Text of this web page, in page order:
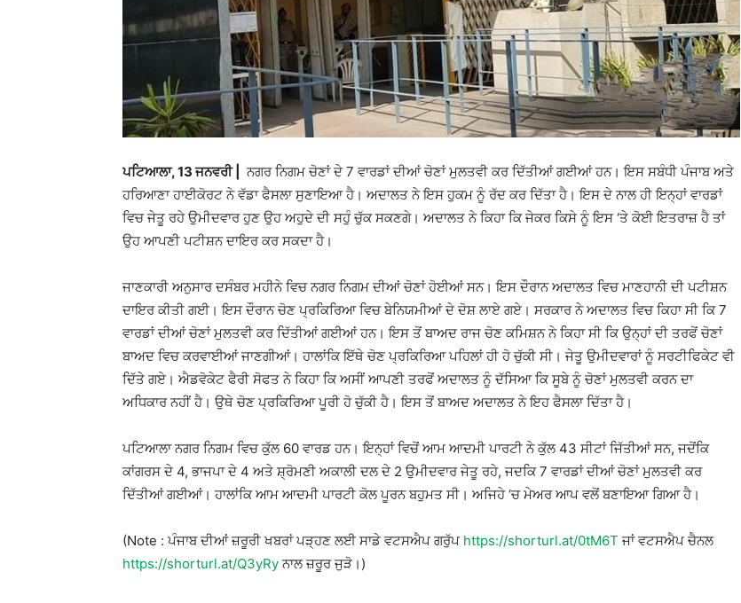
ਪਟਿਆਲਾ, 13 ਜਨਵਰੀ |
ਨਗਰ ਨਿਗਮ ਚੋਣਾਂ ਦੇ 7 ਵਾਰਡਾਂ ਦੀਆਂ ਚੋਣਾਂ ਮੁਲਤਵੀ ਕਰ ਦਿੱਤੀਆਂ ਗਈਆਂ ਹਨ। ਇਸ ਸਬੰਧੀ ਪੰਜਾਬ ਅਤੇ
ਹਰਿਆਣਾ ਹਾਈਕੋਰਟ ਨੇ ਵੱਡਾ ਫੈਸਲਾ ਸੁਣਾਇਆ ਹੈ। ਅਦਾਲਤ ਨੇ ਇਸ ਹੁਕਮ ਨੂੰ ਰੱਦ ਕਰ ਦਿੱਤਾ ਹੈ। ਇਸ ਦੇ ਨਾਲ ਹੀ ਇਨ੍ਹਾਂ ਵਾਰਡਾਂ
ਵਿਚ ਜੇਤੂ ਰਹੇ ਉਮੀਦਵਾਰ ਹੁਣ ਉਹ ਅਹੁਦੇ ਦੀ ਸਹੁੰ ਚੁੱਕ ਸਕਣਗੇ। ਅਦਾਲਤ ਨੇ ਕਿਹਾ ਕਿ ਜੇਕਰ ਕਿਸੇ ਨੂੰ ਇਸ ‘ਤੇ ਕੋਈ ਇਤਰਾਜ਼ ਹੈ ਤਾਂ
ਉਹ ਆਪਣੀ ਪਟੀਸ਼ਨ ਦਾਇਰ ਕਰ ਸਕਦਾ ਹੈ।
ਜਾਣਕਾਰੀ ਅਨੁਸਾਰ ਦਸੰਬਰ ਮਹੀਨੇ ਵਿਚ ਨਗਰ ਨਿਗਮ ਦੀਆਂ ਚੋਣਾਂ ਹੋਈਆਂ ਸਨ। ਇਸ ਦੌਰਾਨ ਅਦਾਲਤ ਵਿਚ ਮਾਣਹਾਨੀ ਦੀ ਪਟੀਸ਼ਨ
ਦਾਇਰ ਕੀਤੀ ਗਈ। ਇਸ ਦੌਰਾਨ ਚੋਣ ਪ੍ਰਕਿਰਿਆ ਵਿਚ ਬੇਨਿਯਮੀਆਂ ਦੇ ਦੋਸ਼ ਲਾਏ ਗਏ। ਸਰਕਾਰ ਨੇ ਅਦਾਲਤ ਵਿਚ ਕਿਹਾ ਸੀ ਕਿ 7
ਵਾਰਡਾਂ ਦੀਆਂ ਚੋਣਾਂ ਮੁਲਤਵੀ ਕਰ ਦਿੱਤੀਆਂ ਗਈਆਂ ਹਨ। ਇਸ ਤੋਂ ਬਾਅਦ ਰਾਜ ਚੋਣ ਕਮਿਸ਼ਨ ਨੇ ਕਿਹਾ ਸੀ ਕਿ ਉਨ੍ਹਾਂ ਦੀ ਤਰਫੋਂ ਚੋਣਾਂ
ਬਾਅਦ ਵਿਚ ਕਰਵਾਈਆਂ ਜਾਣਗੀਆਂ। ਹਾਲਾਂਕਿ ਇੱਥੇ ਚੋਣ ਪ੍ਰਕਿਰਿਆ ਪਹਿਲਾਂ ਹੀ ਹੋ ਚੁੱਕੀ ਸੀ। ਜੇਤੂ ਉਮੀਦਵਾਰਾਂ ਨੂੰ ਸਰਟੀਫਿਕੇਟ ਵੀ
ਦਿੱਤੇ ਗਏ। ਐਡਵੋਕੇਟ ਫੈਰੀ ਸੋਫਤ ਨੇ ਕਿਹਾ ਕਿ ਅਸੀਂ ਆਪਣੀ ਤਰਫੋਂ ਅਦਾਲਤ ਨੂੰ ਦੱਸਿਆ ਕਿ ਸੂਬੇ ਨੂੰ ਚੋਣਾਂ ਮੁਲਤਵੀ ਕਰਨ ਦਾ
ਅਧਿਕਾਰ ਨਹੀਂ ਹੈ। ਉਥੇ ਚੋਣ ਪ੍ਰਕਿਰਿਆ ਪੂਰੀ ਹੋ ਚੁੱਕੀ ਹੈ। ਇਸ ਤੋਂ ਬਾਅਦ ਅਦਾਲਤ ਨੇ ਇਹ ਫੈਸਲਾ ਦਿੱਤਾ ਹੈ।
ਪਟਿਆਲਾ ਨਗਰ ਨਿਗਮ ਵਿਚ ਕੁੱਲ 60 ਵਾਰਡ ਹਨ। ਇਨ੍ਹਾਂ ਵਿਚੋਂ ਆਮ ਆਦਮੀ ਪਾਰਟੀ ਨੇ ਕੁੱਲ 43 ਸੀਟਾਂ ਜਿੱਤੀਆਂ ਸਨ, ਜਦੋਂਕਿ
ਕਾਂਗਰਸ ਦੇ 4, ਭਾਜਪਾ ਦੇ 4 ਅਤੇ ਸ਼੍ਰੋਮਣੀ ਅਕਾਲੀ ਦਲ ਦੇ 2 ਉਮੀਦਵਾਰ ਜੇਤੂ ਰਹੇ, ਜਦਕਿ 7 ਵਾਰਡਾਂ ਦੀਆਂ ਚੋਣਾਂ ਮੁਲਤਵੀ ਕਰ
ਦਿੱਤੀਆਂ ਗਈਆਂ। ਹਾਲਾਂਕਿ ਆਮ ਆਦਮੀ ਪਾਰਟੀ ਕੋਲ ਪੂਰਨ ਬਹੁਮਤ ਸੀ। ਅਜਿਹੇ ‘ਚ ਮੇਅਰ ਆਪ ਵਲੋਂ ਬਣਾਇਆ ਗਿਆ ਹੈ।
(Note : ਪੰਜਾਬ ਦੀਆਂ ਜ਼ਰੂਰੀ ਖਬਰਾਂ ਪੜ੍ਹਣ ਲਈ ਸਾਡੇ ਵਟਸਐਪ ਗਰੁੱਪ https://shorturl.at/0tM6T ਜਾਂ ਵਟਸਐਪ ਚੈਨਲ
https://shorturl.at/Q3yRyਨਾਲ ਜ਼ਰੂਰ ਜੁੜੋ।)